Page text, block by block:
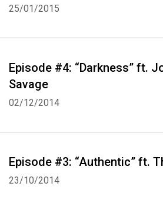
25/01/2015
Episode #4: “Darkness” ft.
Savage
02/12/2014
Episode #3: “Authentic” ft.
23/10/2014